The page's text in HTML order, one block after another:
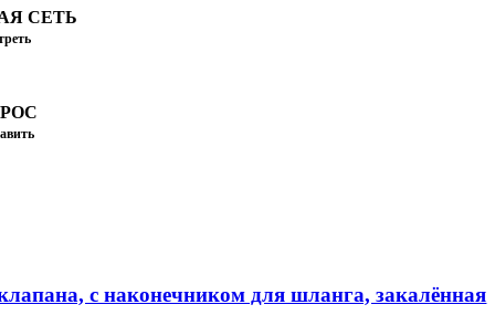
СЕТЬ
с наконечником для шланга, закалённая